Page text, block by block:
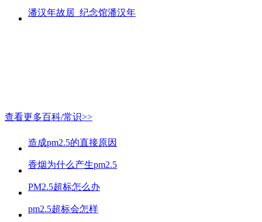
潘汉年故居_纪念馆潘汉年
查看更多百科/常识>>
造成pm2.5的直接原因
香烟为什么产生pm2.5
PM2.5超标怎么办
pm2.5超标会怎样